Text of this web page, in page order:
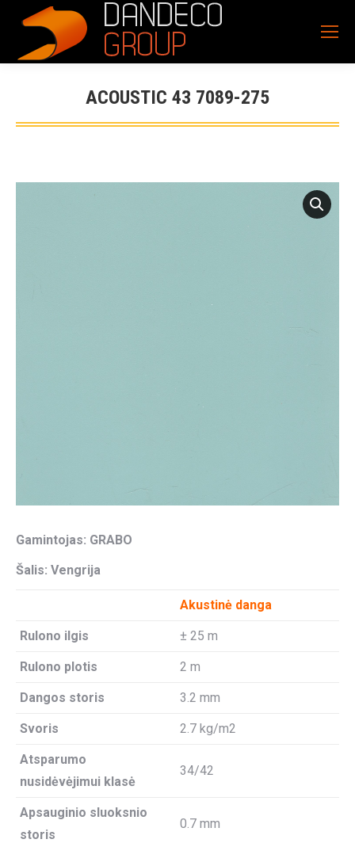
ACOUSTIC 43 7089-275
Gamintojas: GRABO
Šalis: Vengrija
Akustinė danga
Rulono ilgis ± 25 m
Rulono plotis 2 m
Dangos storis 3.2 mm
Svoris 2.7 kg/m2
Atsparumo
nusidėvėjimui klasė
34/42
Apsauginio sluoksnio
storis
0.7 mm